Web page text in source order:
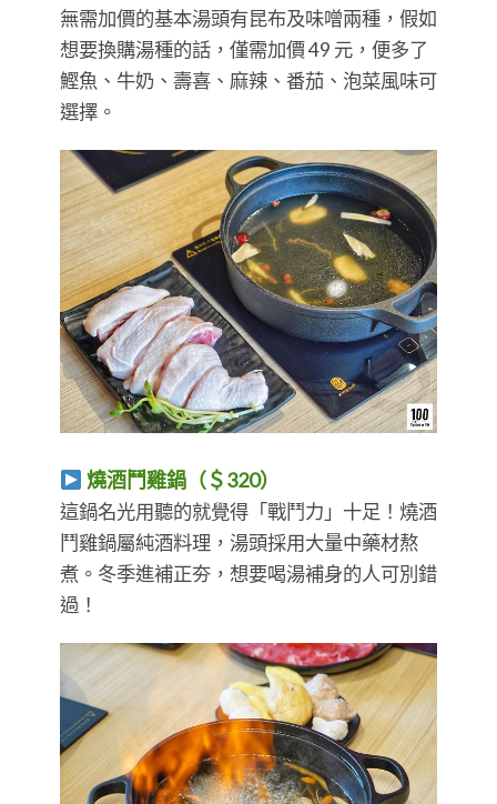
無需加價的基本湯頭有昆布及味噌兩種，假如
想要換購湯種的話，僅需加價 49 元，便多了
鰹魚、牛奶、壽喜、麻辣、番茄、泡菜風味可
選擇。
燒酒鬥雞鍋（＄320）
這鍋名光用聽的就覺得「戰鬥力」十足！燒酒
鬥雞鍋屬純酒料理，湯頭採用大量中藥材熬
煮。冬季進補正夯，想要喝湯補身的人可別錯
過！